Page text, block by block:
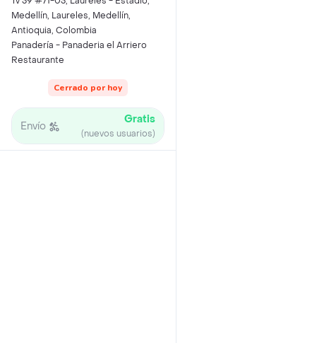
Medellín, Laureles, Medellín,
Antioquia, Colombia
Panadería - Panaderia el Arriero
Restaurante
Cerrado por hoy
Envío Gratis
(nuevos usuarios)